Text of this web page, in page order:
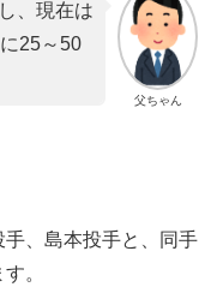
父ちゃん
、現在は
25～50
、島本投手と、同手
。